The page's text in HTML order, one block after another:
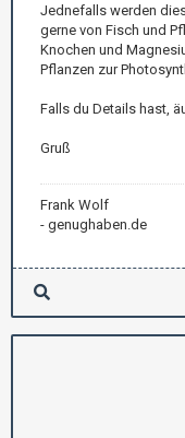
Jednefalls werden
gerne von Fisch und
Knochen und
Pflanzen zur
Falls du Details hast,
Gruß
Frank Wolf
- genughaben.de